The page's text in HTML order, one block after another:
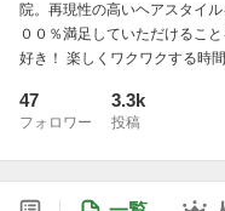
院。再現性の高いヘアスタイ
００％満足していただけるこ
好き！ 楽しくワクワクする時
47
フォロワー
3.3k
投稿